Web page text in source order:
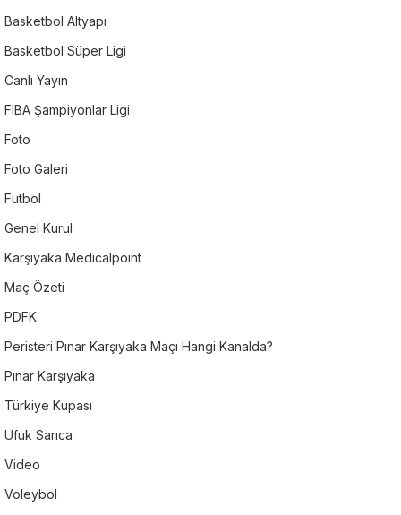
Basketbol Altyapı
Basketbol Süper Ligi
Canlı Yayın
FIBA Şampiyonlar Ligi
Foto
Foto Galeri
Futbol
Genel Kurul
Karşıyaka Medicalpoint
Maç Özeti
PDFK
Peristeri Pınar Karşıyaka Maçı Hangi Kanalda?
Pınar Karşıyaka
Türkiye Kupası
Ufuk Sarıca
Video
Voleybol